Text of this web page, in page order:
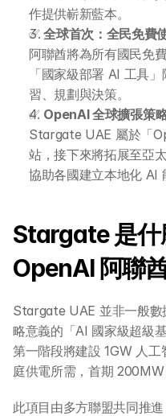
作提供嶄新藍本。
✅ 全球首次：全民免費
阿聯酋將為所有國民免
「國家級部署 AI 工具
習、規劃與決策。
✅ OpenAI 全球擴張策
Stargate UAE 屬於「
站，接下來將拓展至亞
協助各國建立本地化 AI
Stargate 是什
OpenAI 阿聯
Stargate UAE 並非一般數
略意義的「AI 國家級超級
第一階段將建設 1GW 人
庭供電所需，首期 200MW
此項目由多方聯盟共同推進